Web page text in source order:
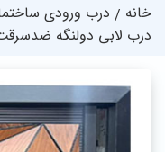
خانه درب ورودی
درب لابی دولنگه